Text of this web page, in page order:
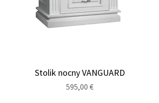
Stolik nocny VANGUARD
Cena
595,00 €